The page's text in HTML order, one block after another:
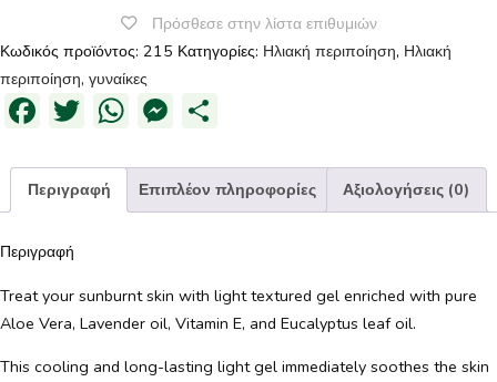
Πρόσθεσε στην λίστα επιθυμιών
Κωδικός προϊόντος: 215 Κατηγορίες: Ηλιακή περιποίηση, Ηλιακή
περιποίηση, γυναίκες
Facebook
Twitter
WhatsApp
Messenger
Περιγραφή Επιπλέον πληροφορίες Αξιολογήσεις (0)
Περιγραφή
Treat your sunburnt skin with light textured gel enriched with pure
Aloe Vera, Lavender oil, Vitamin E, and Eucalyptus leaf oil.
This cooling and long-lasting light gel immediately soothes the skin